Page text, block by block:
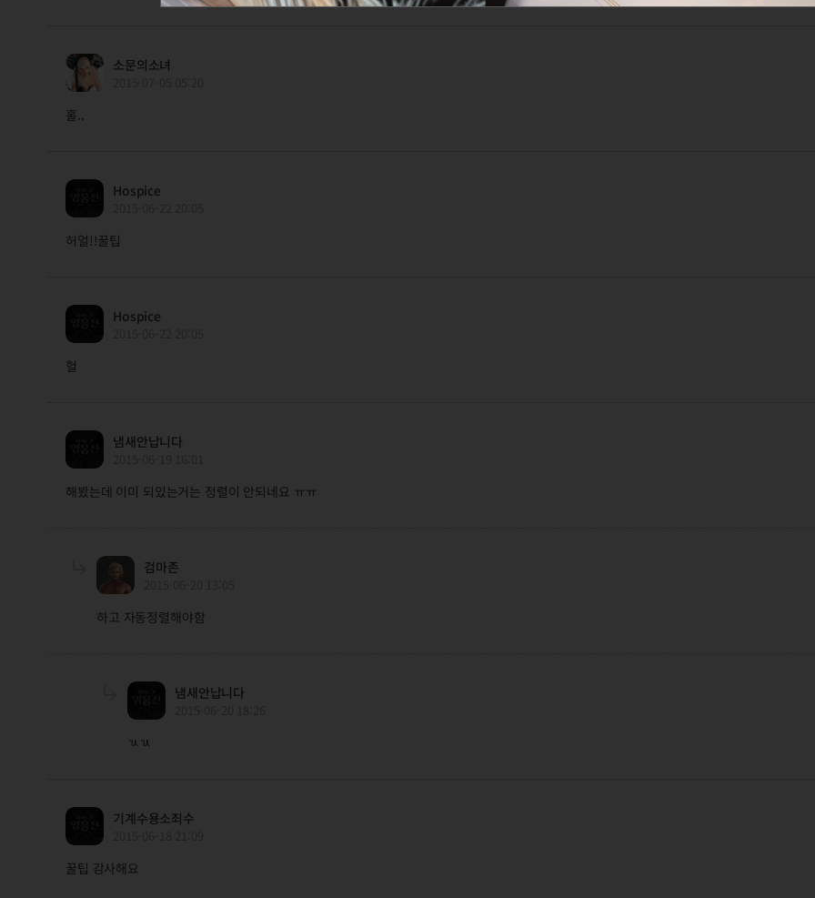
소문의소녀
홀..
Hospice
허얼!!꿀팁
Hospice
헐
냄새안납니다
해봤는데 이미 되있는거는 정렬이 안되네요 ㅠㅠ
검마존
하고 자동정렬해야함
냄새안납니다
ㄳㄳ
기계수용소죄수
꿀팁 감사해요